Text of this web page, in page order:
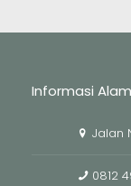
Informasi
Jalan
0812